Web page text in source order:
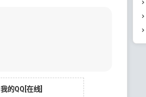
我的QQ[在线]